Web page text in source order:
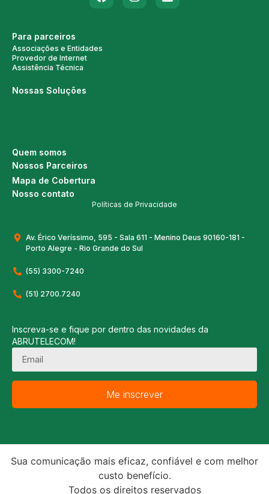
Para parceiros
Associações e Entidades
Provedor de Internet
Assistência Técnica
Nossas Soluções
Quem somos
Nossos Parceiros
Mapa de Cobertura
Nosso contato
Políticas de Privacidade
Av. Érico Veríssimo, 595 - Sala 611 - Menino Deus 90160-181 -
Porto Alegre - Rio Grande do Sul
(55) 3300-7240
(51) 2700.7240
Inscreva-se e fique por dentro das novidades da
ABRUTELECOM!
Me inscrever
Sua comunicação mais eficaz, confiável e com melhor
custo benefício.
Todos os direitos reservados